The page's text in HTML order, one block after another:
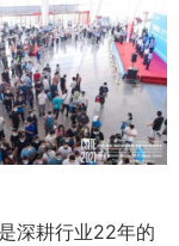
深耕行业22年的